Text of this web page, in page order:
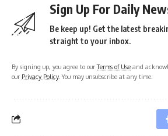
Sign Up For Daily
Be keep up! Get the latest
straight to your inbox.
By signing up, you agree to ourTerms of Use and
our Privacy Policy. You may unsubscribe at any time.